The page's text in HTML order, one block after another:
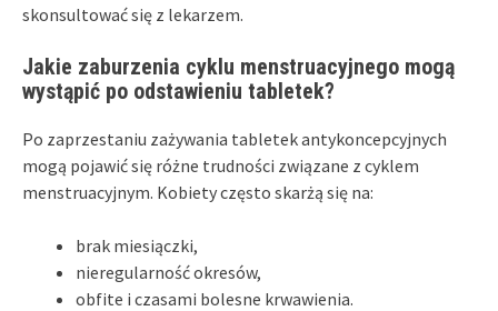
skonsultować się z lekarzem.
Jakie zaburzenia cyklu menstruacyjnego mogą
wystąpić po odstawieniu tabletek?
Po zaprzestaniu zażywania tabletek antykoncepcyjnych
mogą pojawić się różne trudności związane z cyklem
menstruacyjnym. Kobiety często skarżą się na:
brak miesiączki,
nieregularność okresów,
obfite i czasami bolesne krwawienia.